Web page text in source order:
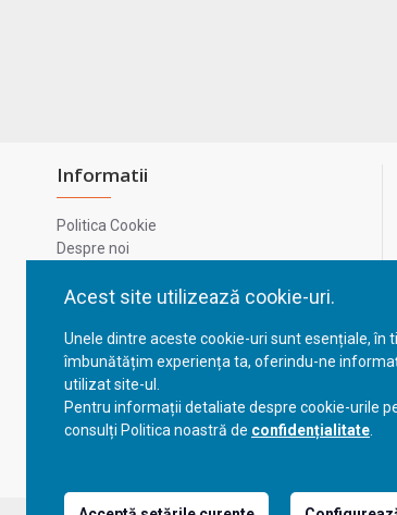
Acest site utilizează cookie-uri.
Unele dintre aceste cookie-uri sunt esențiale, în
îmbunătățim experiența ta, oferindu-ne
utilizat site-ul.
Pentru informații detaliate despre cookie-urile
consulți Politica noastră de confidențialitate
Informatii
Politica Cookie
Despre noi
Confidentialitate
GDPR - Datele tale